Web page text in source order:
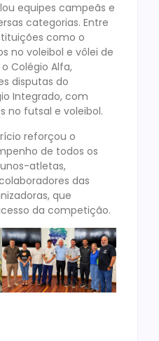
equipes campeãs e
categorias. Entre
como o
no voleibol e vôlei de
Colégio Alfa,
disputas do
Integrado, com
no futsal e voleibol.
reforçou o
de todos os
atletas,
das
que
da competição.